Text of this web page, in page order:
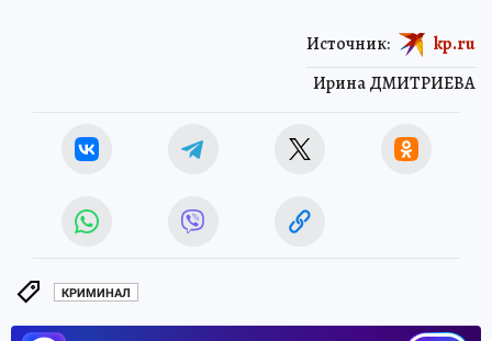
Ирина ДМИТРИЕВА
Источник: kp.ru
КРИМИНАЛ